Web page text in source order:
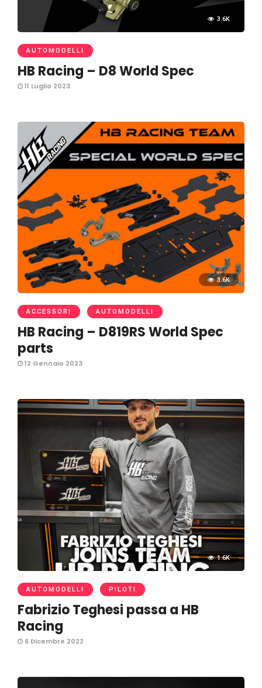
3.6K
AUTOMODELLI
HB Racing – D8 World Spec
11 Luglio 2023
3.6K
ACCESSORI AUTOMODELLI
HB Racing – D819RS World Spec
parts
12 Gennaio 2023
1.6K
AUTOMODELLI PILOTI
Fabrizio Teghesi passa a HB
Racing
6 Dicembre 2022